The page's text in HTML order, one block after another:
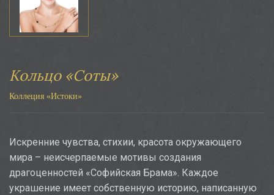
Кольцо «Соты»
Коллеция «Истоки»
Искренние чувства, стихии, красота окружающего
мира – неисчерпаемые мотивы создания
драгоценностей «Софийская Брама». Каждое
украшение имеет собственную историю, написанную